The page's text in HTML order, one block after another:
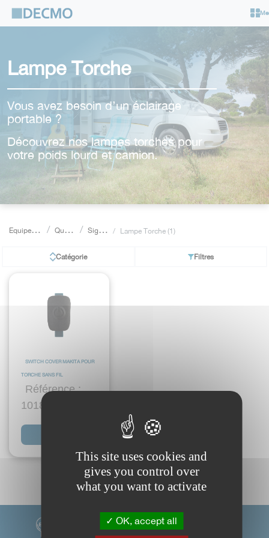
Lampe Torche
Vous avez besoin d’un éclairage
portable ?
Découvrez nos lampes torches pour
votre poids lourd et camion.
E
quipements pour véhicules industriels Quincaillerie Poids Lourd Signalisation - Electricité - Eclairage Lampe Torche (1)
Catégorie Filtres
SWITCH COVER MAKITA POUR
TORCHE SANS FIL
Référence :
10182.SWC.MAK
Cookies management panel
This site uses cookies and
gives you control over
what you want to activate
OK, accept all